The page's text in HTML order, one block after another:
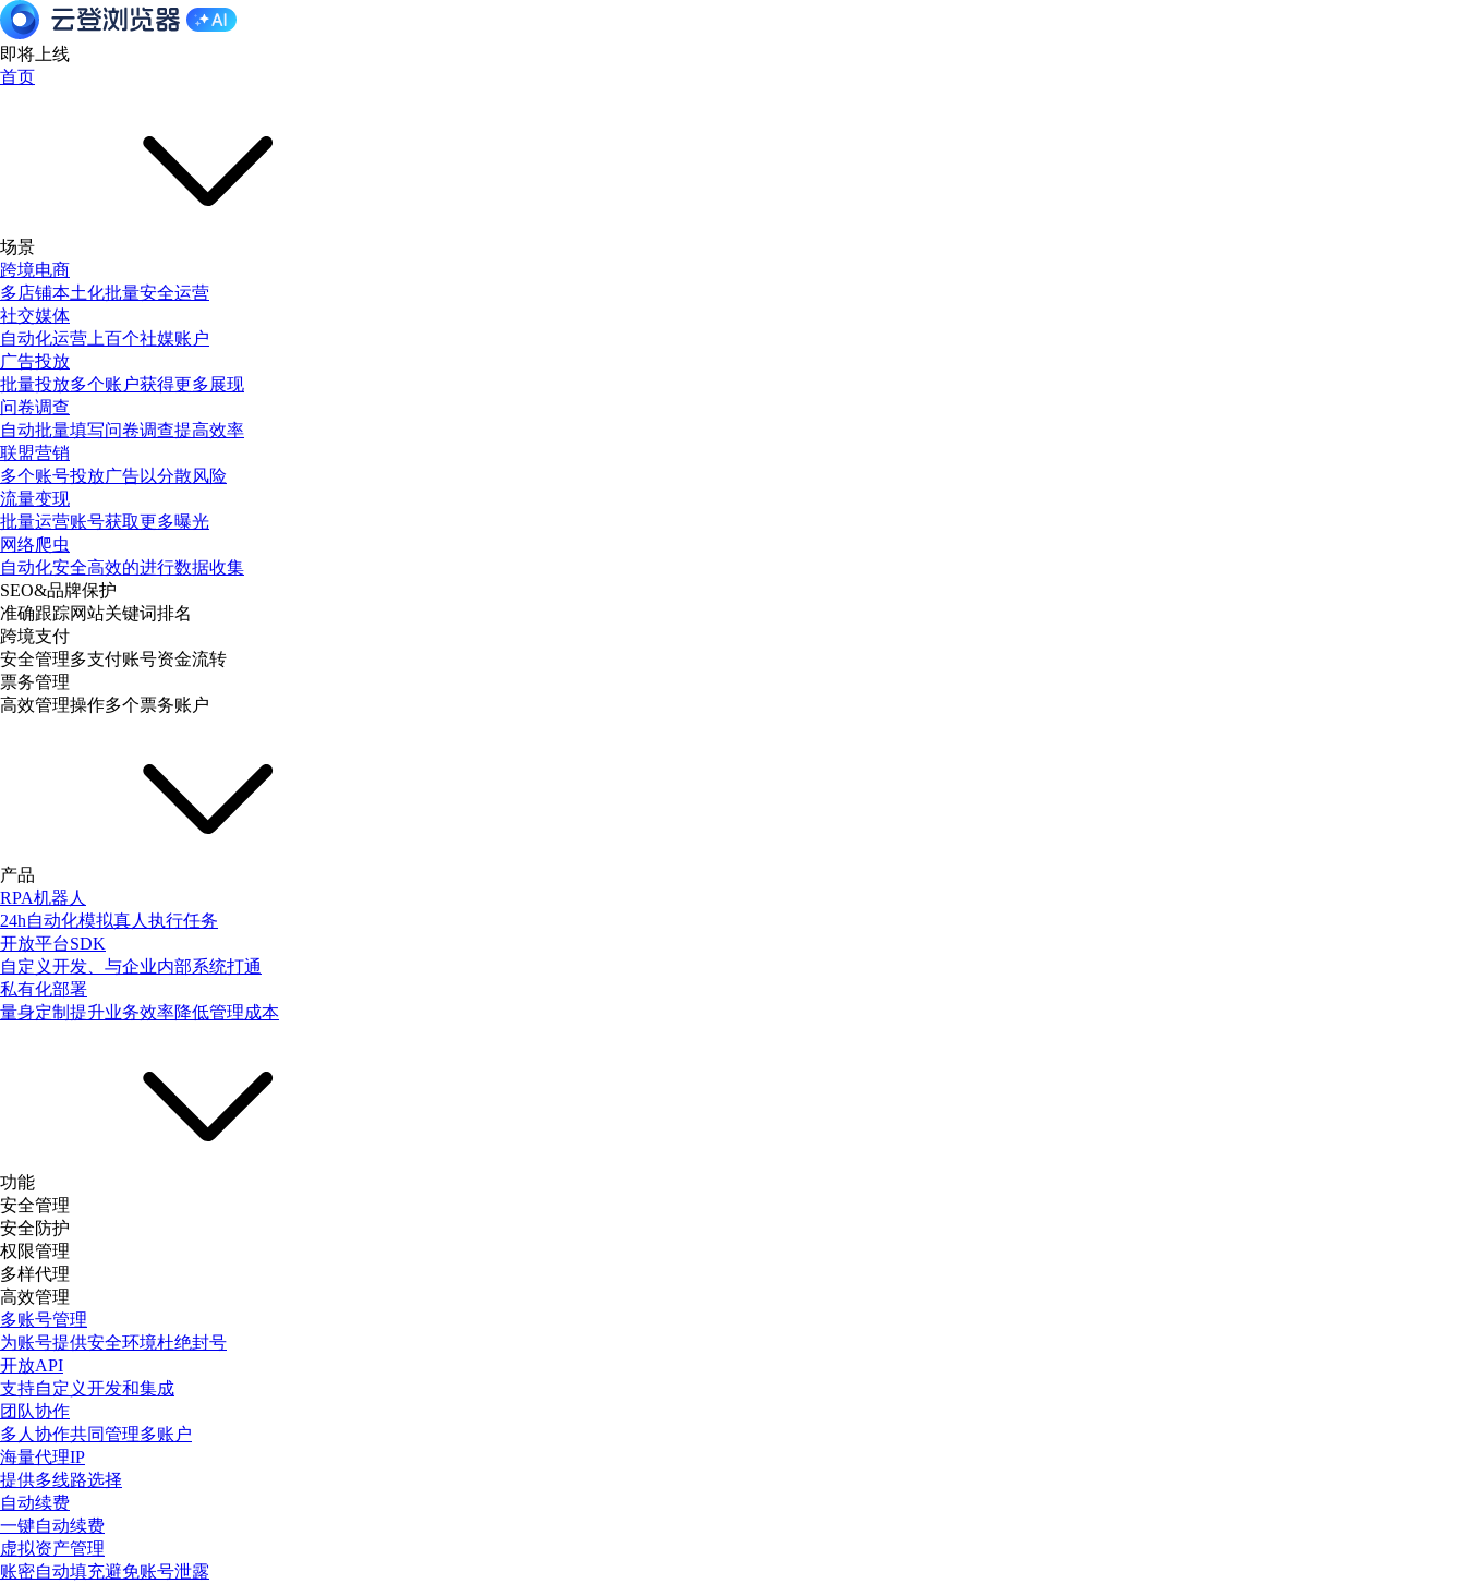
即将上线
首页
场景
跨境电商
多店铺本土化批量安全运营
社交媒体
自动化运营上百个社媒账户
广告投放
批量投放多个账户获得更多展现
问卷调查
自动批量填写问卷调查提高效率
联盟营销
多个账号投放广告以分散风险
流量变现
批量运营账号获取更多曝光
网络爬虫
自动化安全高效的进行数据收集
SEO&品牌保护
准确跟踪网站关键词排名
跨境支付
安全管理多支付账号资金流转
票务管理
高效管理操作多个票务账户
产品
RPA机器人
24h自动化模拟真人执行任务
开放平台SDK
自定义开发、与企业内部系统打通
私有化部署
量身定制提升业务效率降低管理成本
功能
安全管理
安全防护
权限管理
多样代理
高效管理
多账号管理
为账号提供安全环境杜绝封号
开放API
支持自定义开发和集成
团队协作
多人协作共同管理多账户
海量代理IP
提供多线路选择
自动续费
一键自动续费
虚拟资产管理
账密自动填充避免账号泄露